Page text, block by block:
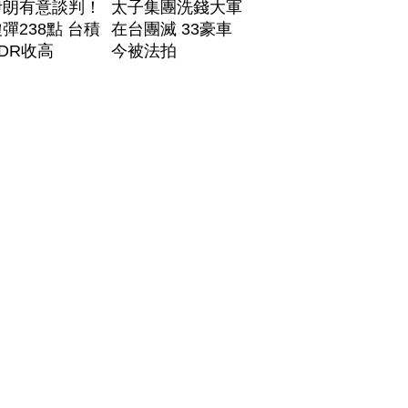
有意談判！
238點 台積
收高
太子集團洗錢大軍
在台團滅 33豪車
今被法拍